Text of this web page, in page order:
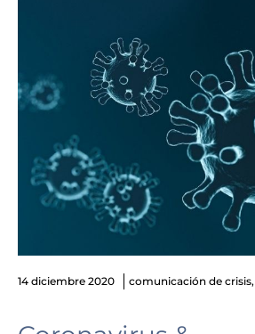
14 diciembre 2020 comunicación de crisis,